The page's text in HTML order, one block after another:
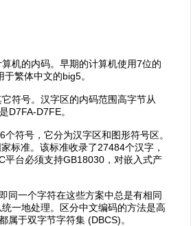
机的内码。早期的计算机使用7位的
繁体中文的big5。
符号。汉字区的内码范围高字节从
D7FA-D7FE。
符号，它分为汉字区和图形符号区。
标准。该标准收录了27484个汉字，
平台必须支持GB18030，对嵌入式产
同一个字符在这些方案中总是有相同
一地处理。区分中文编码的方法是高
于双字节字符集 (DBCS)。